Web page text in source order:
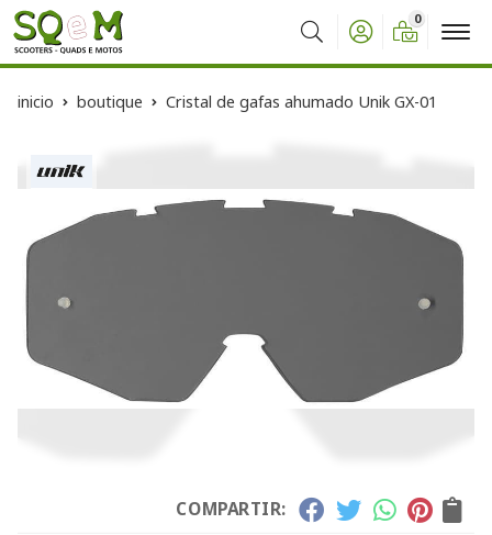
Buscar
0
inicio boutique Cristal de gafas ahumado Unik GX-01
COMPARTIR: